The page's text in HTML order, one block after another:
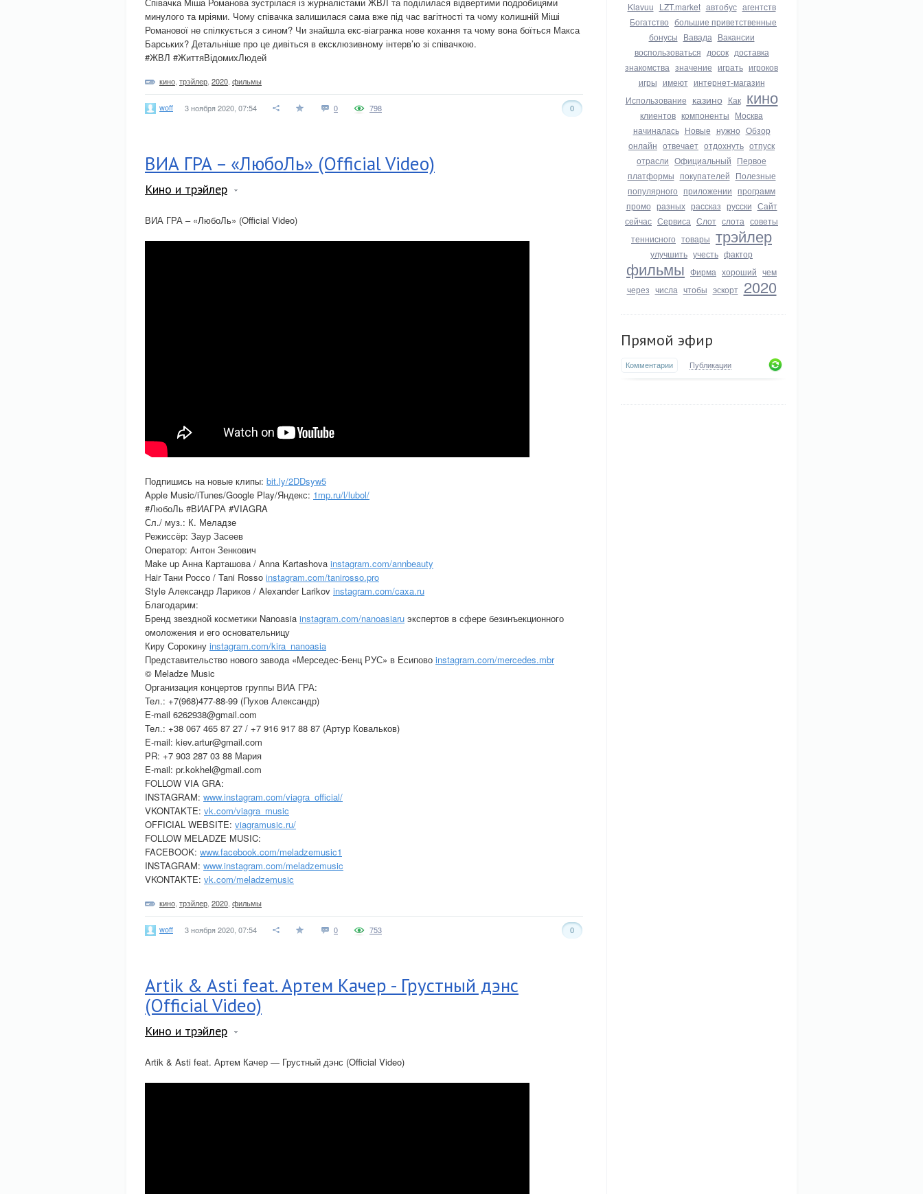
Klavuu LZT.market автобус агентств
Богатство большие приветственные
бонусы Вавада Вакансии
воспользоваться досок доставка
знакомства значение играть игроков
игры имеют интернет-магазин
Использование казино Как кино
клиентов компоненты Москва
начиналась Новые нужно Обзор
онлайн отвечает отдохнуть отпуск
отрасли Официальный Первое
платформы покупателей Полезные
популярного приложении программ
промо разных рассказ русски Сайт
сейчас Сервиса Слот слота советы
теннисного товары трэйлер
улучшить учесть фактор
фильмы Фирма хороший чем
через числа чтобы эскорт 2020
Прямой эфир
Комментарии Публикации
минулого та мріями. Чому співачка залишилася сама вже під час вагітності та чому колишній Міші
Романової не спілкується з сином? Чи знайшла екс-віагранка нове кохання та чому вона боїться Макса
Барських? Детальніше про це дивіться в ексклюзивному інтерв’ю зі співачкою.
#ЖВЛ #ЖиттяВідомихЛюдей
кино трэйлер 2020 фильмы
woff 3 ноября 2020, 07:54 0 0
798
ВИА ГРА – «ЛюбоЛь» (Official Video)
Кино и трэйлер
ВИА ГРА – «ЛюбоЛь» (Official Video)
Подпишись на новые клипы: bit.ly/2DDsyw5
Apple Music/iTunes/Google Play/Яндекс: 1mp.ru/l/lubol/
#ЛюбоЛь #ВИАГРА #VIAGRA
Сл./ муз.: К. Меладзе
Режиссёр: Заур Засеев
Оператор: Антон Зенкович
Make up Анна Карташова / Anna Kartashova instagram.com/annbeauty
Hair Тани Россо / Tani Rosso instagram.com/tanirosso.pro
Style Александр Лариков / Alexander Larikov instagram.com/caxa.ru
Благодарим:
Бренд звездной косметики Nanoasia instagram.com/nanoasiaru экспертов в сфере безинъекционного
омоложения и его основательницу
Киру Сорокину instagram.com/kira_nanoasia
Представительство нового завода «Мерседес-Бенц РУС» в Есипово instagram.com/mercedes.mbr
© Meladze Music
Организация концертов группы ВИА ГРА:
Тел.: +7(968)477-88-99 (Пухов Александр)
E-mail 6262938@gmail.com
Тел.: +38 067 465 87 27 / +7 916 917 88 87 (Артур Ковальков)
E-mail: kiev.artur@gmail.com
PR: +7 903 287 03 88 Мария
E-mail: pr.kokhel@gmail.com
FOLLOW VIA GRA:
INSTAGRAM: www.instagram.com/viagra_official/
VKONTAKTE: vk.com/viagra_music
OFFICIAL WEBSITE: viagramusic.ru/
FOLLOW MELADZE MUSIC:
FACEBOOK: www.facebook.com/meladzemusic1
INSTAGRAM: www.instagram.com/meladzemusic
VKONTAKTE: vk.com/meladzemusic
кино трэйлер 2020 фильмы
woff 3 ноября 2020, 07:54 0 0
753
Artik & Asti feat. Артем Качер - Грустный дэнс
(Official Video)
Кино и трэйлер
Artik & Asti feat. Артем Качер — Грустный дэнс (Official Video)